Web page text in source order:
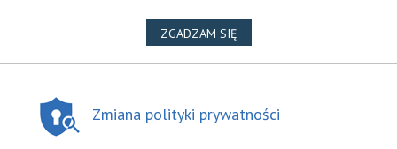
ZGADZAM SIĘNA WYKORZYSTANIE PLIKÓW
Zmiana polityki prywatności